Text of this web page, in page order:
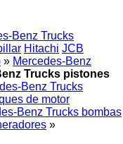
Benz Trucks
Hitachi JCB
» Mercedes-Benz
Trucks pistones
Benz Trucks
de motor
Benz Trucks bombas
»